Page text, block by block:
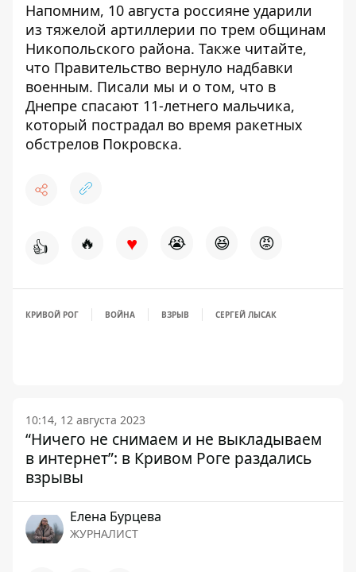
Напомним, 10 августа россияне ударили
из тяжелой артиллерии по трем общинам
Никопольского района. Также читайте,
что Правительство вернуло надбавки
военным. Писали мы и о том, что в
Днепре спасают 11-летнего мальчика,
который пострадал во время ракетных
обстрелов Покровска.
👍 🔥 ♥ 😭 😆 😡
КРИВОЙ РОГ ВОЙНА ВЗРЫВ СЕРГЕЙ ЛЫСАК
10:14, 12 августа 2023
“Ничего не снимаем и не выкладываем
в интернет”: в Кривом Роге раздались
взрывы
Елена Бурцева
ЖУРНАЛИСТ